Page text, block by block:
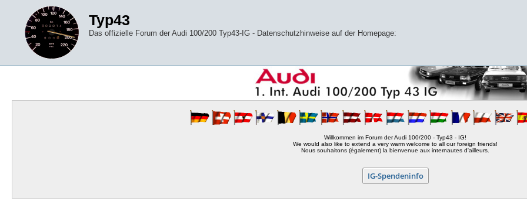
Typ43
Das offizielle Forum der Audi 100/200 Typ43-IG - Datenschutzhinweise auf der Homepage:
Willkommen im Forum der Audi 100/200 - Typ43 - IG!
We would also like to extend a very warm welcome to all our foreign friends!
Nous souhaitons (également) la bienvenue aux internautes d'ailleurs.
IG-Spendeninfo